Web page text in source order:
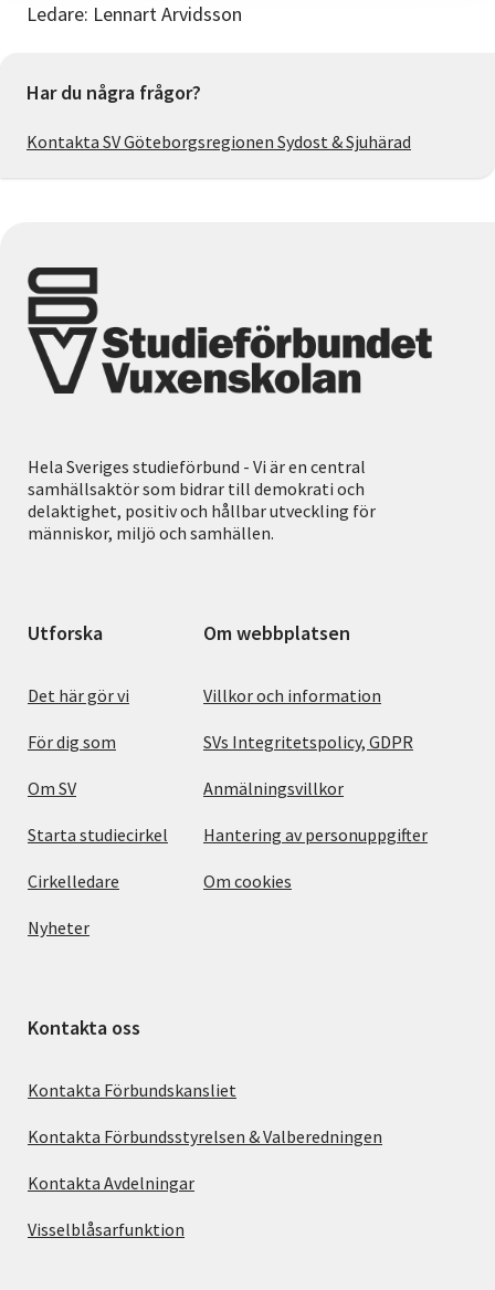
Ledare: Lennart Arvidsson
Har du några frågor?
Kontakta SV Göteborgsregionen Sydost & Sjuhärad
Hela Sveriges studieförbund - Vi är en central
samhällsaktör som bidrar till demokrati och
delaktighet, positiv och hållbar utveckling för
människor, miljö och samhällen.
Utforska
Det här gör vi
För dig som
Om SV
Starta studiecirkel
Cirkelledare
Nyheter
Om webbplatsen
Villkor och information
SVs Integritetspolicy, GDPR
Anmälningsvillkor
Hantering av personuppgifter
Om cookies
Kontakta oss
Kontakta Förbundskansliet
Kontakta Förbundsstyrelsen & Valberedningen
Kontakta Avdelningar
Visselblåsarfunktion